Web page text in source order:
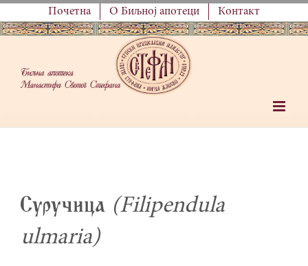
to
Почетна О Биљној апотеци Контакт
Suru~ica (Filipendula
ulmaria)